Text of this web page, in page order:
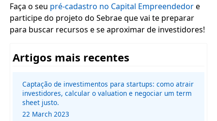
Faça o seu pré-cadastro no Capital Empreendedore
participe do projeto do Sebrae que vai te preparar
para buscar recursos e se aproximar de investidores!
Artigos mais recentes
Captação de investimentos para startups: como atrair
investidores, calcular o valuation e negociar um term
sheet justo.
22 March 2023